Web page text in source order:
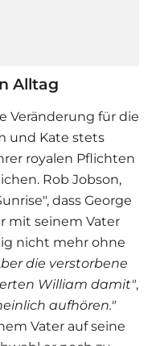
Alltag
Veränderung für die
und Kate stets
royalen Pflichten
Rob Jobson,
dass George
mit seinem Vater
nicht mehr ohne
die verstorbene
William damit",
aufhören."
Vater auf seine